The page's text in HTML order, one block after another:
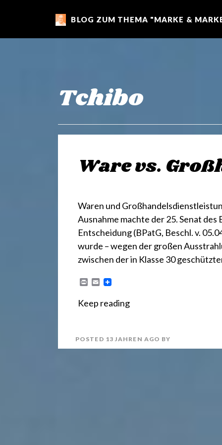
m
r
k
t
BLOG ZUM THEMA "MARKE &
Tchibo
Ware vs.
Waren und
Ausnahme machte der 25. Senat
Entscheidung (BPatG, Beschl. v.
wurde – wegen der großen
zwischen der in Klasse 30
n
E
i
Keep reading
POSTED 13 JAHREN AGO BY